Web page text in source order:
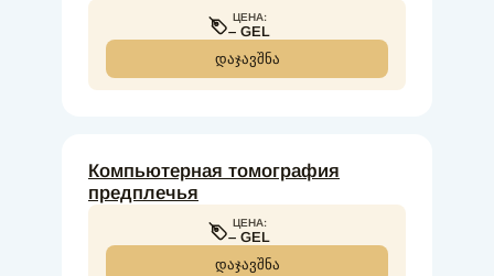
ЦЕНА:
– GEL
ᲓᲐᲯᲐᲕᲨᲜᲐ
Компьютерная томография
предплечья
ЦЕНА:
– GEL
ᲓᲐᲯᲐᲕᲨᲜᲐ